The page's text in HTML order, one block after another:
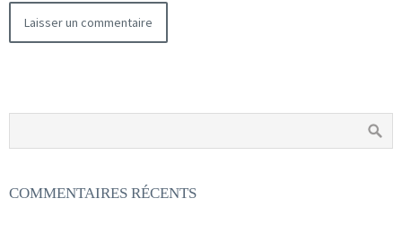
COMMENTAIRES RÉCENTS